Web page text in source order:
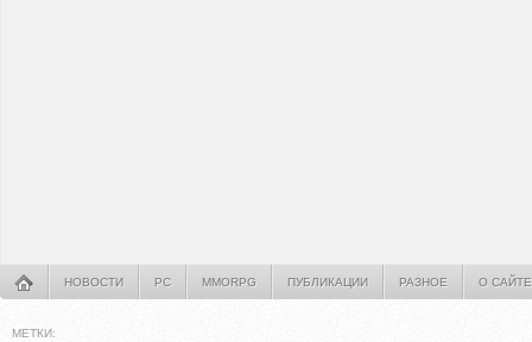
НОВОСТИ PC MMORPG ПУБЛИКАЦИИ РАЗНОЕ О САЙТЕ
МЕТКИ: